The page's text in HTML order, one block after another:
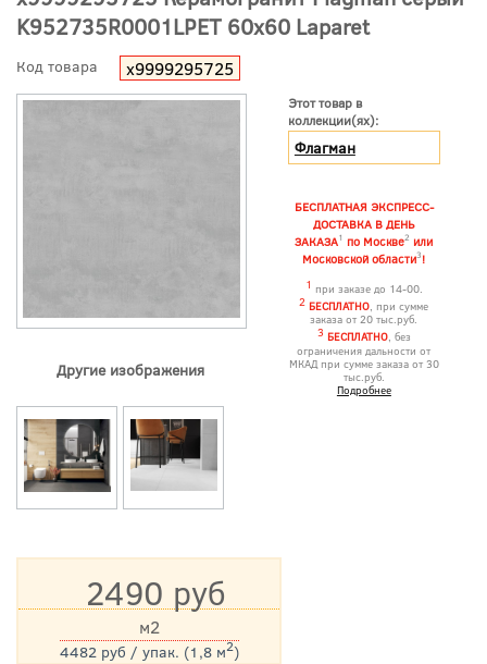
K952735R0001LPET 60x60 Laparet
Код товара х9999295725
Другие изображения
Этот товар в
коллекции(ях):
Флагман
БЕСПЛАТНАЯ ЭКСПРЕСС-
ДОСТАВКА В ДЕНЬ
ЗАКАЗА1 по Москве2 или
Московской области3!
1 при заказе до 14-00.
2 БЕСПЛАТНО, при сумме
заказа от 20 тыс.руб.
3 БЕСПЛАТНО, без
ограничения дальности от
МКАД при сумме заказа от 30
тыс.руб.
Подробнее
2490 руб
4482 руб / упак. (1,8 м2)
м2
*Цена указана с учетом НДС